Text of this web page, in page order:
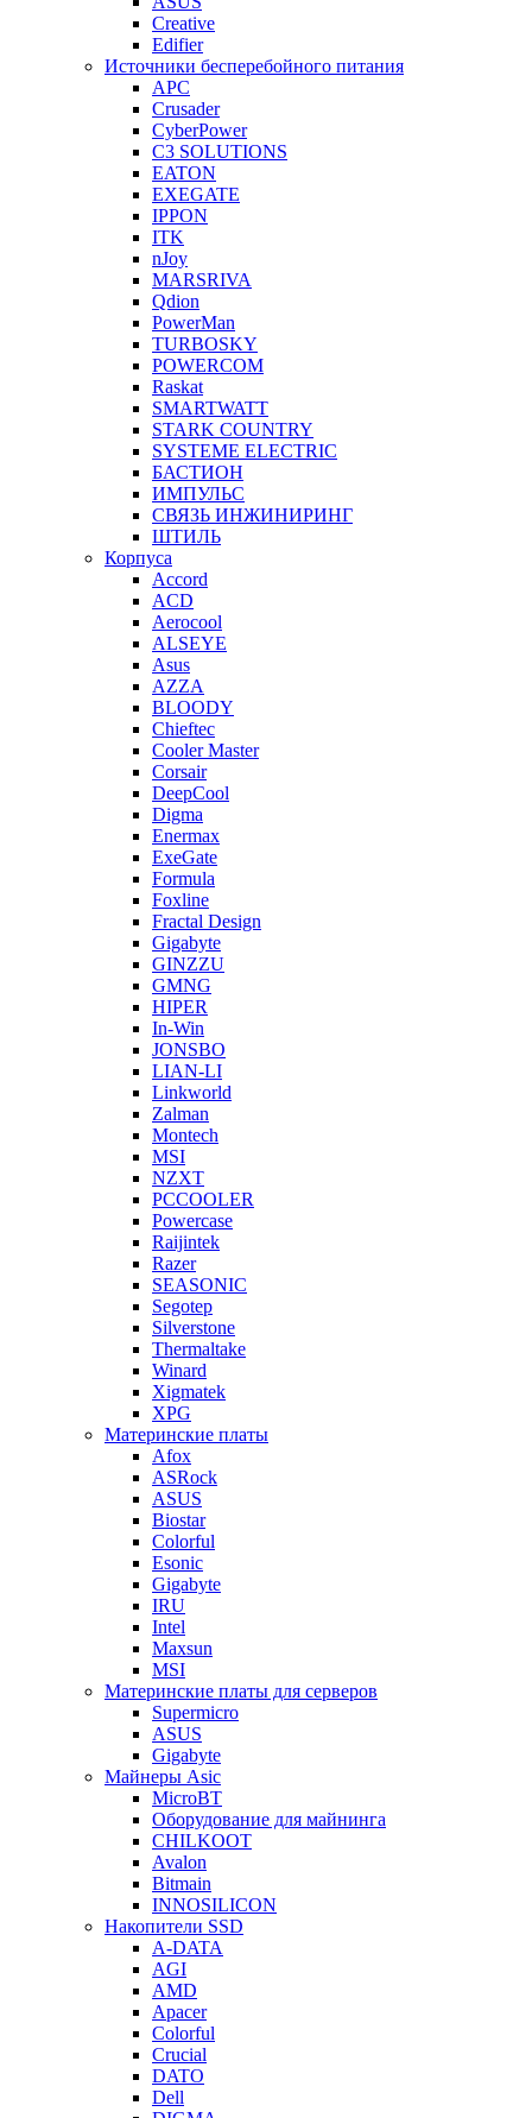
Creative
Edifier
Источники бесперебойного питания
APC
Crusader
CyberPower
C3 SOLUTIONS
EATON
EXEGATE
IPPON
ITK
nJoy
MARSRIVA
Qdion
PowerMan
TURBOSKY
POWERCOM
Raskat
SMARTWATT
STARK COUNTRY
SYSTEME ELECTRIC
БАСТИОН
ИМПУЛЬС
СВЯЗЬ ИНЖИНИРИНГ
ШТИЛЬ
Корпуса
Accord
ACD
Aerocool
ALSEYE
Asus
AZZA
BLOODY
Chieftec
Cooler Master
Corsair
DeepCool
Digma
Enermax
ExeGate
Formula
Foxline
Fractal Design
Gigabyte
GINZZU
GMNG
HIPER
In-Win
JONSBO
LIAN-LI
Linkworld
Zalman
Montech
MSI
NZXT
PCCOOLER
Powercase
Raijintek
Razer
SEASONIC
Segotep
Silverstone
Thermaltake
Winard
Xigmatek
XPG
Материнские платы
Afox
ASRock
ASUS
Biostar
Colorful
Esonic
Gigabyte
IRU
Intel
Maxsun
MSI
Материнские платы для серверов
Supermicro
ASUS
Gigabyte
Майнеры Asic
MicroBT
Оборудование для майнинга
CHILKOOT
Avalon
Bitmain
INNOSILICON
Накопители SSD
A-DATA
AGI
AMD
Apacer
Colorful
Crucial
DATO
Dell